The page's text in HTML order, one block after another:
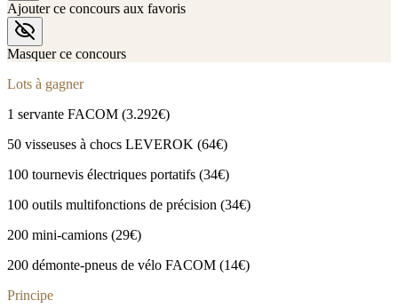
Ajouter ce concours aux favoris
Masquer ce concours
Lots à gagner
1 servante FACOM (3.292€)
50 visseuses à chocs LEVEROK (64€)
100 tournevis électriques portatifs (34€)
100 outils multifonctions de précision (34€)
200 mini-camions (29€)
200 démonte-pneus de vélo FACOM (14€)
Principe